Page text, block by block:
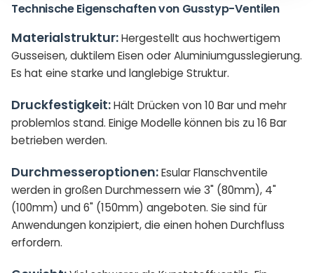
Technische Eigenschaften von Gusstyp-Ventilen
Materialstruktur:Hergestellt aus hochwertigem
Gusseisen, duktilem Eisen oder Aluminiumgusslegierung.
Es hat eine starke und langlebige Struktur.
Druckfestigkeit:Hält Drücken von 10 Bar und mehr
problemlos stand. Einige Modelle können bis zu 16 Bar
betrieben werden.
Durchmesseroptionen:Esular Flanschventile
werden in großen Durchmessern wie 3" (80mm), 4"
(100mm) und 6" (150mm) angeboten. Sie sind für
Anwendungen konzipiert, die einen hohen Durchfluss
erfordern.